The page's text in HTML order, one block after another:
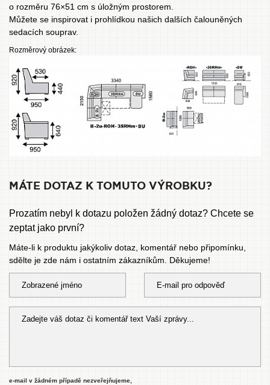
o rozměru 76×51 cm s úložným prostorem.
Můžete se inspirovat i prohlídkou našich dalších čalouněných
sedacích souprav.
Rozměrový obrázek:
MÁTE DOTAZ K TOMUTO VÝROBKU?
Prozatím nebyl k dotazu položen žádný dotaz? Chcete se
zeptat jako první?
Máte-li k produktu jakýkoliv dotaz, komentář nebo připomínku,
sdělte je zde nám i ostatním zákazníkům. Děkujeme!
e-mail v žádném případě nezveřejňujeme,